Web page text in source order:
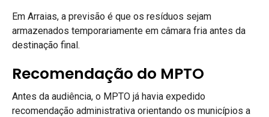
Em Arraias, a previsão é que os resíduos sejam
armazenados temporariamente em câmara fria antes da
destinação final.
Recomendação do MPTO
Antes da audiência, o MPTO já havia expedido
recomendação administrativa orientando os municípios a